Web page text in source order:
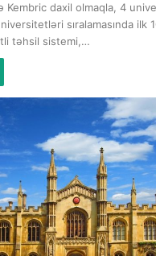
Kembric daxil olmaqla, 4
sıralamasında ilk
təhsil sistemi,…